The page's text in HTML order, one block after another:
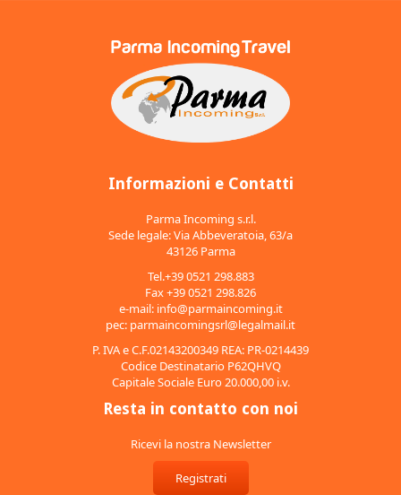
Informazioni e Contatti
Parma Incoming s.r.l.
Sede legale: Via Abbeveratoia, 63/a
43126 Parma
Tel.+39 0521 298.883
Fax +39 0521 298.826
e-mail: info@parmaincoming.it
pec: parmaincomingsrl@legalmail.it
P. IVA e C.F.02143200349 REA: PR-0214439
Codice Destinatario P62QHVQ
Capitale Sociale Euro 20.000,00 i.v.
Resta in contatto con noi
Ricevi la nostra Newsletter
Registrati